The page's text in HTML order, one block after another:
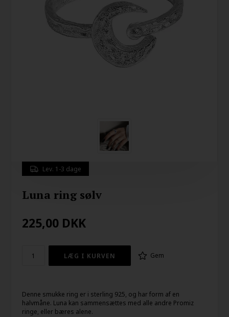
Lev. 1-3 dage
Luna ring sølv
225,00 DKK
Gem
Denne smukke ring er i sterling 925, og har form af en
halvmåne. Luna kan sammensættes med alle andre Promiz
ringe, eller bæres alene.